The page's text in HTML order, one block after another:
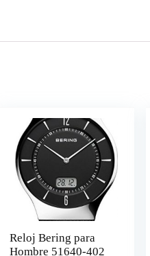
Reloj Bering para
Hombre 51640-402